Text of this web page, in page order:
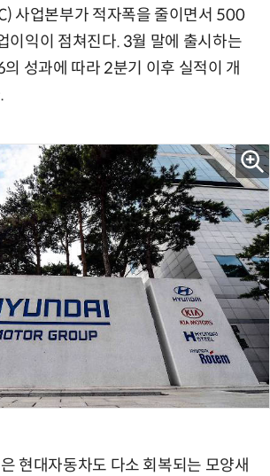
사업본부가 적자폭을 줄이면서 500
이익이 점쳐진다. 3월 말에 출시하는
성과에 따라 2분기 이후 실적이 개
현대자동차도 다소 회복되는 모양새